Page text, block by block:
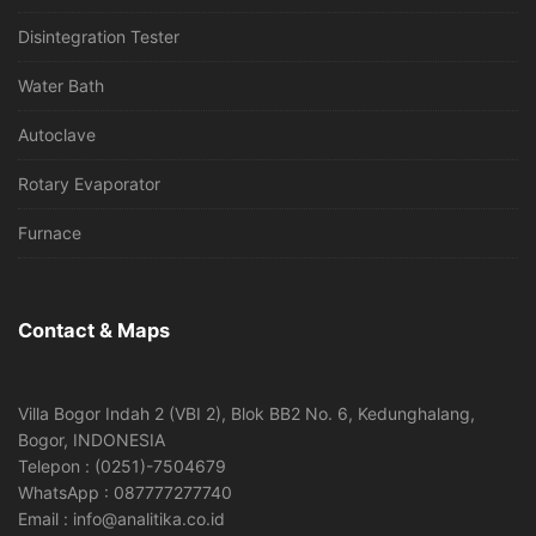
Disintegration Tester
Water Bath
Autoclave
Rotary Evaporator
Furnace
Contact & Maps
Villa Bogor Indah 2 (VBI 2), Blok BB2 No. 6, Kedunghalang,
Bogor, INDONESIA
Telepon : (0251)-7504679
WhatsApp : 087777277740
Email : info@analitika.co.id